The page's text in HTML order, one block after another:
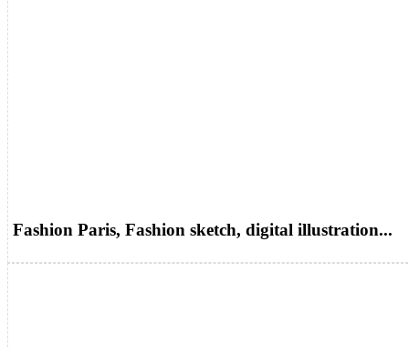
Fashion Paris, Fashion sketch, digital illustration...